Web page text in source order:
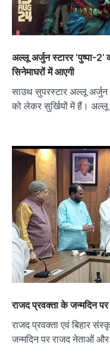
अल्लू अर्जुन स्टारर ‘पुष्पा-
सिनेमाघरों में आएगी
साउथ सुपरस्टार अल्लू अर्जुन
को लेकर सुर्खियों में हैं।
राजद प्रवक्ता के जन्मदिन
राजद प्रवक्ता एवं बिहार
जन्मदिन पर राजद नेताओं